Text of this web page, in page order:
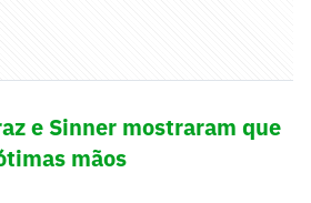
e Sinner mostraram que
mãos